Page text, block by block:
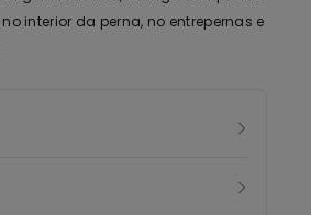
interior da perna, no entrepernas e